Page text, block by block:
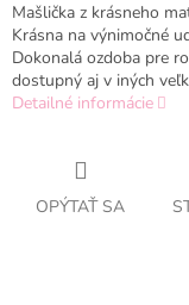
Mašlička z krásneho
Krásna na výnimočné
Dokonalá ozdoba pre
dostupný aj v iných
Detailné informácie
OPÝTAŤ SA